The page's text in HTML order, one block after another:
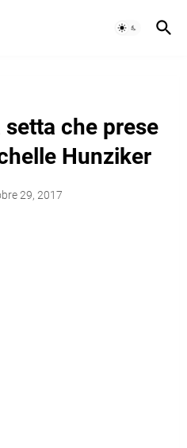
che prese
Hunziker
29, 2017